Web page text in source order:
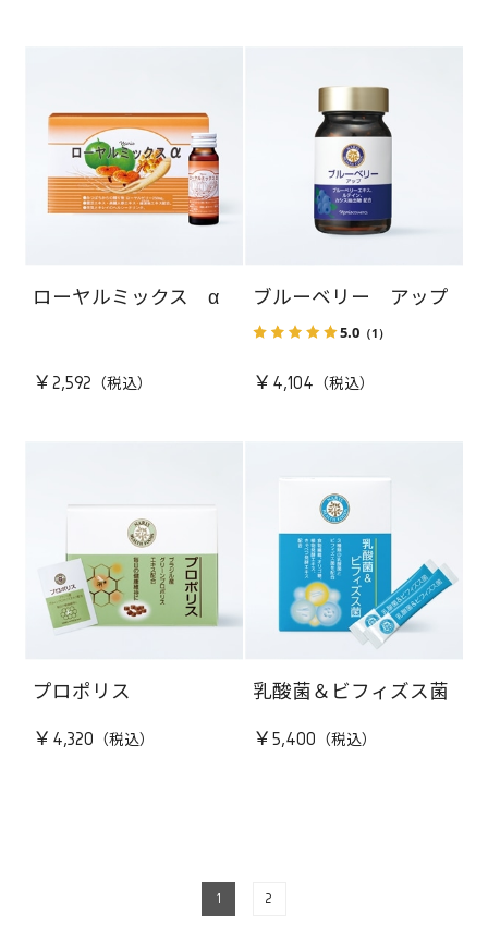
ローヤルミックス α
￥2,592
ブルーベリー アップ
5.0（1）
￥4,104
プロポリス
￥4,320
乳酸菌＆ビフィズス菌
￥5,400
1 2